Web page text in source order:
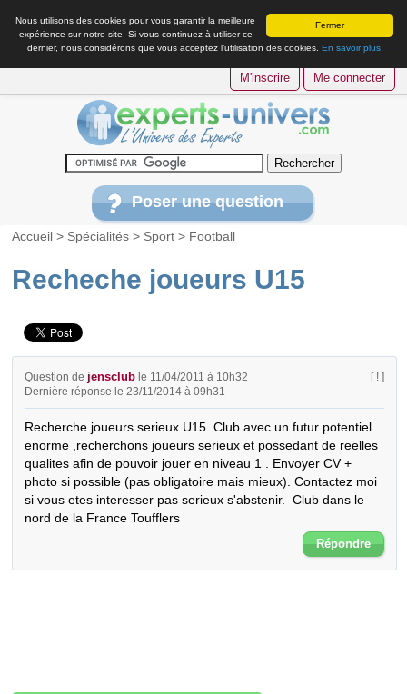
Fermer
Nous utilisons des cookies pour vous garantir la meilleure
expérience sur notre site. Si vous continuez à utiliser ce
dernier, nous considérons que vous acceptez l’utilisation des cookies. En savoir plus
M'inscrire Me connecter
Poser une question
Accueil > Spécialités > Sport > Football
Recheche joueurs U15
Question de jensclub le 11/04/2011 à 10h32
Dernière réponse le 23/11/2014 à 09h31
[ ! ]
Recherche joueurs serieux U15. Club avec un futur potentiel
enorme ,recherchons joueurs serieux et possedant de reelles
qualites afin de pouvoir jouer en niveau 1 . Envoyer CV +
photo si possible (pas obligatoire mais mieux). Contactez moi
si vous etes interesser pas serieux s'abstenir.  Club dans le
nord de la France Toufflers
Répondre